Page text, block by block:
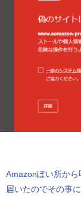
Amazonぽい所か
届いたのでその事